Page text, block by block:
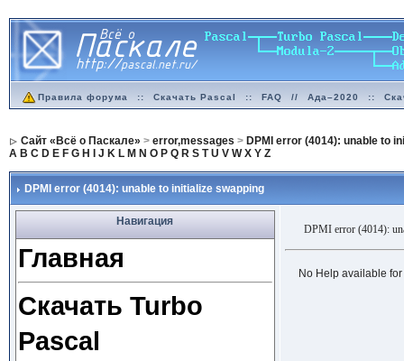
Правила форума :: Скачать Pascal :: FAQ // Ада–2020 ::
Сайт «Всё о Паскале» > error,messages > DPMI error (4014): unable to
A B C D E F G H J K L M N O P Q R S T U V W X Y Z
DPMI error (4014): unable to initialize swapping
Навигация
Главная
Скачать Turbo
Pascal
DPMI error (4014):
No Help available for